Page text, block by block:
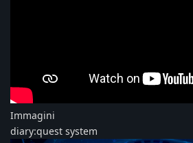
Immagini
diary:quest system